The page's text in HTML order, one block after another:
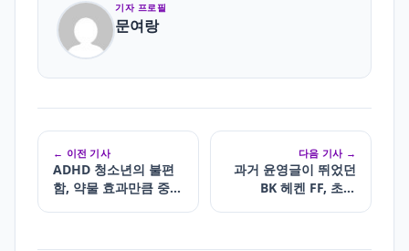
기자 프로필
문여랑
← 이전 기사
ADHD 청소년의 불편
함, 약물 효과만큼 중요
다음 기사 →
과거 윤영글이 뛰었던
BK 헤켄 FF, 초대